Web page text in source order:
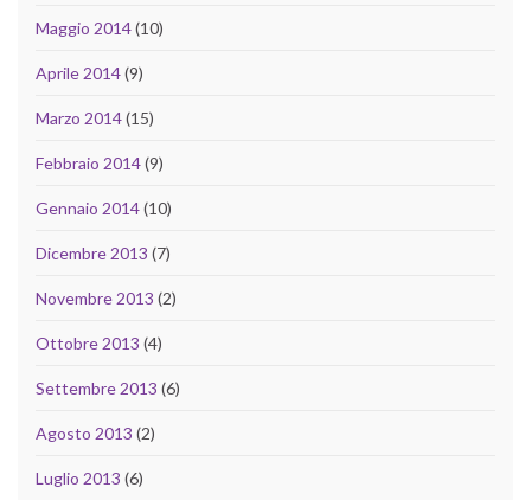
Maggio 2014(10)
Aprile 2014(9)
Marzo 2014(15)
Febbraio 2014(9)
Gennaio 2014(10)
Dicembre 2013 (7)
Novembre 2013 (2)
Ottobre 2013 (4)
Settembre 2013 (6)
Agosto 2013 (2)
Luglio 2013 (6)